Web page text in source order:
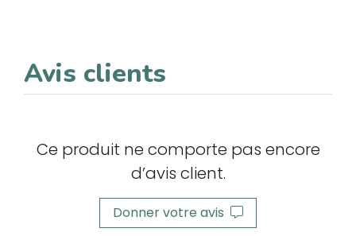
Avis clients
Ce produit ne comporte pas encore
d’avis client.
Donner votre avis